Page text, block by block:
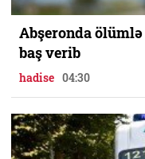
Abşeronda
baş verib
hadise 04:30